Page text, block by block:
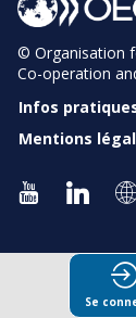
© Organisation
Co-operation
Infos
Mentions
Se